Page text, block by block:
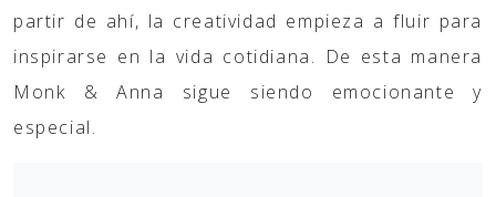
partir de ahí, la creatividad empieza a fluir para
inspirarse en la vida cotidiana. De esta manera
Monk & Anna sigue siendo emocionante y
especial.